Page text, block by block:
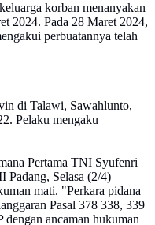
korban menanyakan
2024. Pada 28 Maret 2024,
perbuatannya telah
di Talawi, Sawahlunto,
Pelaku mengaku
Pertama TNI Syufenri
Padang, Selasa (2/4)
mati. "Perkara pidana
Pasal 378 338, 339
ancaman hukuman